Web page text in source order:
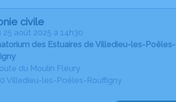
civile
25 août 2025 à 14h30
des Estuaires de Villedieu-les-Poêles-
du Moulin Fleury
Villedieu-les-Poêles-Rouffigny